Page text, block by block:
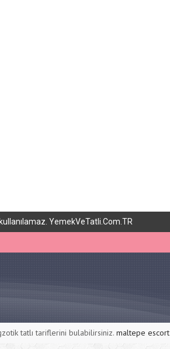
YemekVeTatli.Com.TR
tatlı tariflerini bulabilirsiniz. maltepe escort